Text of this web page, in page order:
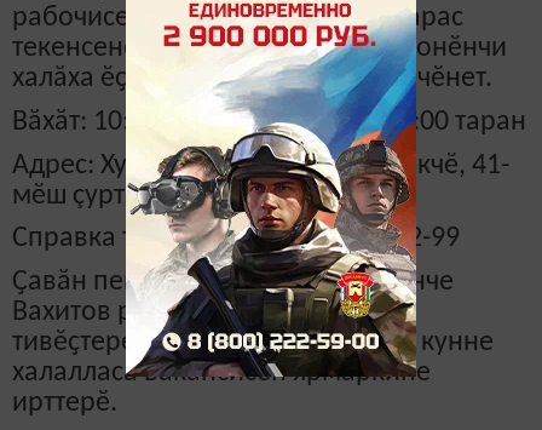
рабочисемпе ӗҫ вырăнне улӑштарас
текенсене Ново-Савиновски районӗнчи
халӑха ӗҫпе тивӗҫтерекен Центр чӗнет.
Вӑхӑт: 10:00 сехетрен пуҫласа 12:00 таран
Адрес: Хусан, Ибрагимов проспекчӗ, 41-
мӗш çурт.
Справка телефонӗ: 8 (843) 560-82-99
Ҫавӑн пекех сентябрӗн 21-мӗшӗнче
Вахитов районӗнчи Халӑха ӗҫпе
тивӗҫтерекен центр Ватӑ ҫынсен кунне
халалласа вакансисен ярмаркине
ирттерӗ.